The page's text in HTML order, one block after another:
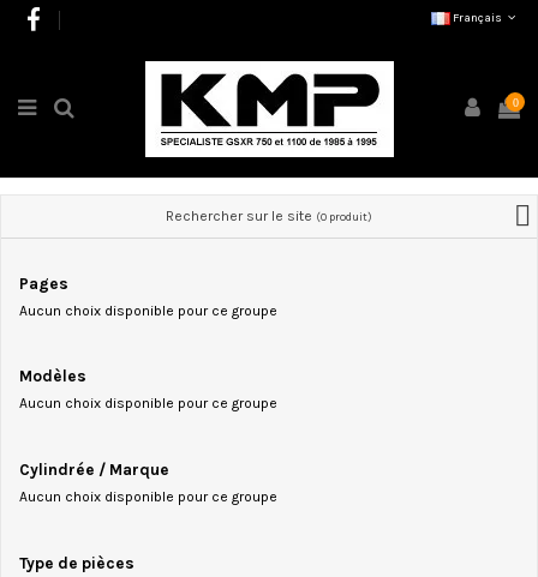
Français
0
Rechercher sur le site (0 produit)
Pages
Aucun choix disponible pour ce groupe
Modèles
Aucun choix disponible pour ce groupe
Cylindrée / Marque
Aucun choix disponible pour ce groupe
Type de pièces